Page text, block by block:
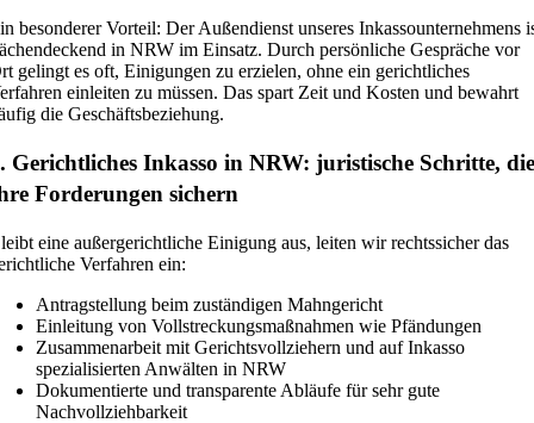
besonderer Vorteil: Der Außendienst unseres Inkassounternehmens
in NRW im Einsatz. Durch persönliche Gespräche vor
gelingt es oft, Einigungen zu erzielen, ohne ein gerichtliches
einleiten zu müssen. Das spart Zeit und Kosten und bewahrt
die Geschäftsbeziehung.
Gerichtliches Inkasso in NRW: juristische Schritte,
Forderungen sichern
eine außergerichtliche Einigung aus, leiten wir rechtssicher das
Verfahren ein:
Antragstellung beim zuständigen Mahngericht
Einleitung von Vollstreckungsmaßnahmen wie Pfändungen
Zusammenarbeit mit Gerichtsvollziehern und auf Inkasso
spezialisierten Anwälten in NRW
Dokumentierte und transparente Abläufe für sehr gute
Nachvollziehbarkeit